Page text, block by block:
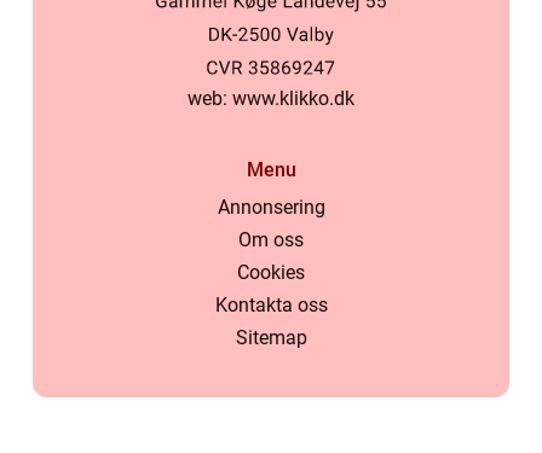
web: www.klikko.dk
Menu
Annonsering
Om oss
Cookies
Kontakta oss
Sitemap